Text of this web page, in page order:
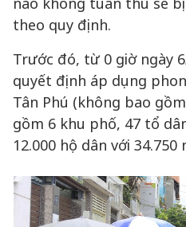
theo quy định.
Trước đó, từ 0 giờ ngày
quyết định áp dụng
Tân Phú (không bao
gồm 6 khu phố, 47 tổ
12.000 hộ dân với 34.750